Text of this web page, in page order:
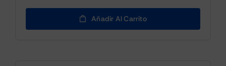
Añadir Al Carrito